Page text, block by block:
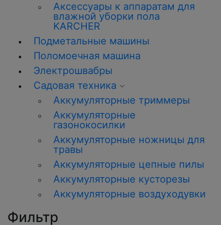
Аксессуары к аппаратам для
влажной уборки пола
KARCHER
Подметальные машины
Поломоечная машина
Электрошвабры
Садовая техника
Аккумуляторные триммеры
Аккумуляторные
газонокосилки
Аккумуляторные ножницы для
травы
Аккумуляторные цепные пилы
Аккумуляторные кусторезы
Аккумуляторные воздуходувки
Фильтр